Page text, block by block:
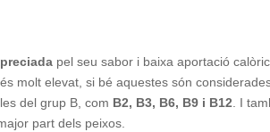
pel seu sabor i baixa aportació
molt elevat, si bé aquestes són
del grup B, com B2, B3, B6, B9 i B12. I
part dels peixos.